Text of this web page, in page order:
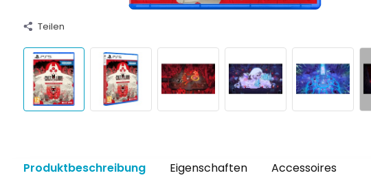
Teilen
Produktbeschreibung Eigenschaften Accessoires